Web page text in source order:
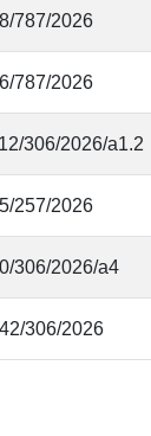
787/2026
787/2026
306/2026/a1.2
257/2026
306/2026/a4
306/2026